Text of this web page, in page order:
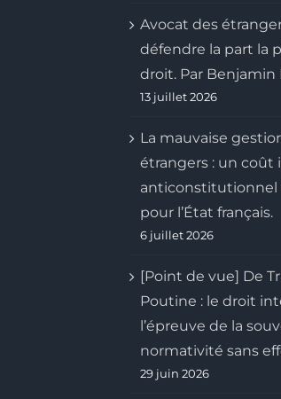
Avocat des
défendre la part la
droit. Par Benjamin
13 juillet 2026
La mauvaise
étrangers : un coût
anticonstitutionnel
pour l’État français.
6 juillet 2026
[Point de vue] De
Poutine : le droit
l’épreuve de la
normativité sans
29 juin 2026